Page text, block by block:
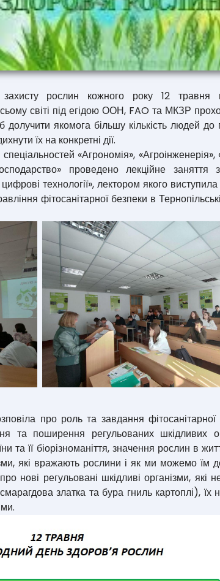
захисту рослин кожного року 12 травня
світі під егідою ООН, FAO та МКЗР
долучити якомога більшу кількість людей
їх на конкретні дії.
«Агрономія»,
проведено лекційне
технології», лектором якого
фітосанітарної безпеки в
про роль та завдання
та поширення регульованих шкідливих
та її біорізноманіття, значення рослин в
які вражають рослини і як ми можемо їм
нові регульовані шкідливі організми, які
златка та бура гниль картоплі), їх